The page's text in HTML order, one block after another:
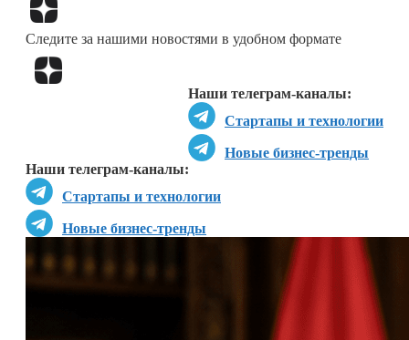
Следите за нашими новостями в удобном формате
Наши телеграм-каналы:
Стартапы и технологии
Новые бизнес-тренды
Наши телеграм-каналы:
Стартапы и технологии
Новые бизнес-тренды